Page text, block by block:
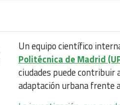
Un equipo científico
Politécnica de Madrid
ciudades puede contribuir
adaptación urbana frente